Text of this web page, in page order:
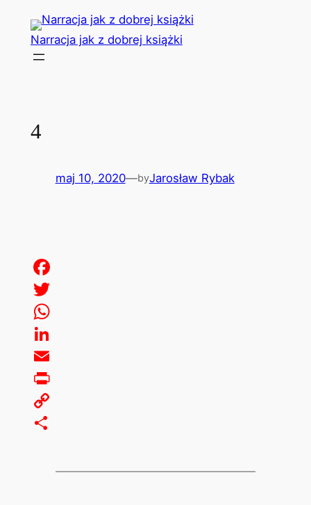
Przejdź
treści
Narracja jak z dobrej książki
4
maj 10, 2020—byJarosław Rybak
Facebook
Twitter
WhatsApp
LinkedIn
Email
Print
Copy